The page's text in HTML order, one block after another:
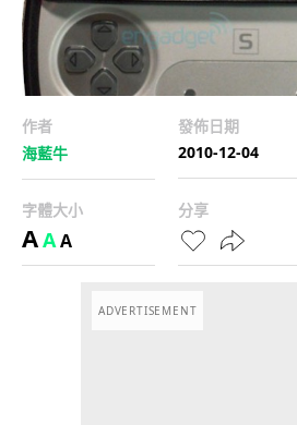
作者
海藍牛
發佈日期
2010-12-04
字體大小
AAA
分享
ADVERTISEMENT